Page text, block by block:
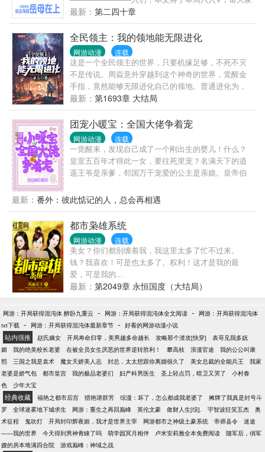
多多支持，作者菌会更加努力哒~~字不易！拒绝任何
形式转载！作大死双开坑：（综主海贼）岳母在上求
包养：（综）七十一变完结坑：（海贼）赤潮完结
坑：（惊悚悬疑）丑鱼完结坑：（灵异神怪）倒春寒
完结坑：（暗黑向）八月樱桃一句老话（诅咒）：盗
文的全家都是折翼天使！新求来的专栏，谢谢图铺美
工猫一…专栏求包养，戳一下嗷嗷嗷——广告来的:是
亲们送的群哟~~八月樱桃:93445890暗号..S：各种填
满没填满的坑通用哦~
最新： 第二四十章
全民领主：我的领地能无限进化
网游动漫 连载
这是一个全民领主的世界，只要机缘足够，不死不灭
不是传说。周焱意外穿越到这个神奇的世界，觉醒金
手指，竟然能够无限进化自己的领地。普通进化为，
开局就召唤会剑术的RRR级品质貂蝉！普通进化为，
防御力暴增十倍，怪物打都打不动！普通进化为，定
时刷新各种宝物，开局就有一折打折卡，装备、建筑
什么的，统统不是问题。普通进化为，修炼成仙不是
梦。“你只是最低级的白色领主，为什么会有这么可怕
的英雄！”“这真的只是一个低级领主，为什么这个领地
防御这么可怕。”“我的巨龙还没有到城门就被屠了，麻
蛋.....别吃啊！！”“呜呜呜，我的领地竟然被一个漂亮
级的白色领主，但是我依然吊打全世界。
最新： 第1693章 大结局
团宠小暖宝：全国大佬争着宠
网游动漫 连载
一觉醒来，发现自己成了一个刚出生的婴儿！什么？
皇室五百年才得此一女，要往死里宠？名满天下的逍
遥王爷是亲爹，邻国万千宠爱的公主是亲娘。皇帝伯
长们宠她入骨，太子、皇子都是她小弟？一朝穿越，
男儿是草女儿是宝。入目所及，都是极品。（此文小
白风，走轻松诙谐路线，文中每个孩子都有成长和蜕
变，希望大家喜欢！）
最新： 番外：彼此惦记的人，总会再相遇
都市枭雄系统
网游动漫 连载
美女？你们都别缠着我，我这里太多了忙不过来。
钱？我喜欢！可是也太多了。权利！这才是我的最
爱，可是我的...
最新： 第2049章 永恒国度（大结局）
网游：开局获得混沌体 醉卧九重云 - 网游：开局获得混沌体全文阅读 -
网游：开局获得混沌体
txt下载 - 网游：开局获得混沌体最新章节 - 好看的网游动漫小说
站内强推 赵氏嫡女 开局寿命归零，美男越多命越长 攻略那个渣攻[快穿]
表哥见我多妩
媚
我的绝美校长老婆 在被全员女生厌恶的世界逆转胜利！ 攀高枝 浪漫官途
我的公公叫康
熙
三国之我是袁术 魔女天娇美人志 封总，太太想跟你离婚很久了 美女总裁的全能兵王
我家
老婆是娇气包
都市皇宫 我的极品老婆们 妇产科男医生 圣上轻点罚，暗卫又哭了
小村春
色
少年大宝
经典收藏 福艳之都市后宫 猎艳谱群芳 综漫：坏了，怎么都成我老婆了
摊牌了我真是封号斗
罗
全球迷雾地下城求生 网游：重生之再回巅峰 英伦文豪 敛财人生[综]. 宇智波狂笑五杰
奥
术征程
鬼吹灯 开局封印辉夜姬，我才是世界主宰 网游都市之神级土豪系统 帝师县令
迷途
——我的世界
今天得到男神青睐了吗 萌学园冥月相伴 卢米安莉雅全本免费阅读
随军后，俏军
嫂的房本堆满四合院
游戏巅峰：神域之战